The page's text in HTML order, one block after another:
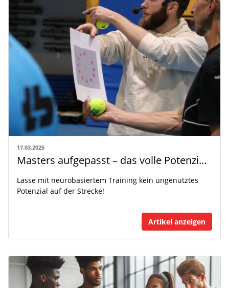
17.03.2025
Masters aufgepasst – das volle Potenzial entfesseln
Lasse mit neurobasiertem Training kein ungenutztes
Potenzial auf der Strecke!
Artikel anzeigen